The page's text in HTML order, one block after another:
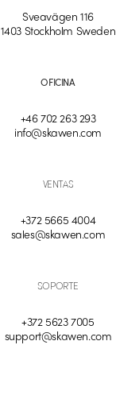
Sveavägen 116
1403 Stockholm Sweden
OFICINA
+46 702 263 293
info@skawen.com
VENTAS
+372 5665 4004
sales@skawen.com
SOPORTE
+372 5623 7005
support@skawen.com